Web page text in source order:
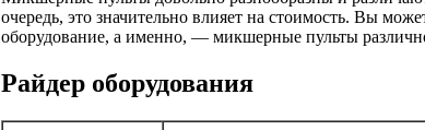
очередь, это значительно влияет на стоимость. Вы
оборудование, а именно, — микшерные пульты
Райдер оборудования